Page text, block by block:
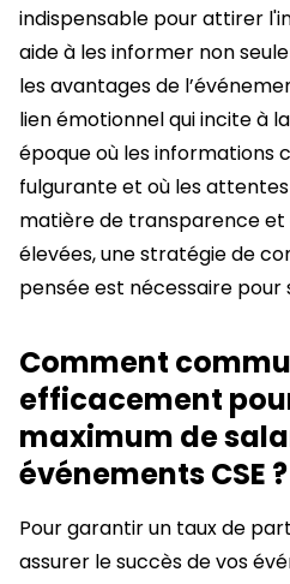
indispensable pour attirer
aide à les informer non
les avantages de
lien émotionnel qui incite à
époque où les informations
fulgurante et où les
matière de transparence
élevées, une stratégie de
pensée est nécessaire pour
Comment
efficacement
maximum de
événements CSE ?
Pour garantir un taux de
assurer le succès de vos